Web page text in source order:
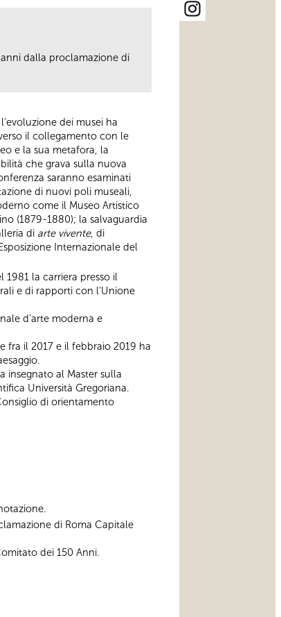
dalla proclamazione di
dei musei ha
il collegamento con le
e la sua metafora, la
che grava sulla nuova
saranno esaminati
di nuovi poli museali,
come il Museo Artistico
(1879-1880); la salvaguardia
di arte vivente, di
Internazionale del
1981 la carriera presso il
e di rapporti con l‘Unione
d’arte moderna e
fra il 2017 e il febbraio 2019 ha
insegnato al Master sulla
Università Gregoriana.
di orientamento
di Roma Capitale
dei 150 Anni.